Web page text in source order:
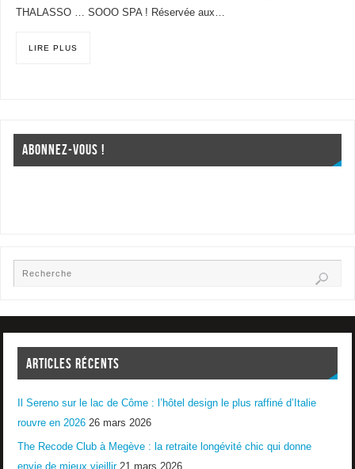
THALASSO … SOOO SPA ! Réservée aux…
LIRE PLUS
ABONNEZ-VOUS !
ARTICLES RÉCENTS
Il Sereno sur le lac de Côme : l’hôtel design le plus raffiné d’Italie
rouvre en 2026 26 mars 2026
The Recode Club à Megève : la retraite longévité chic qui donne